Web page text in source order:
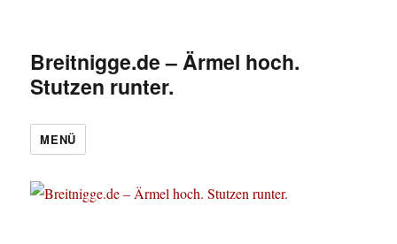
Breitnigge.de – Ärmel hoch.
Stutzen runter.
MENÜ